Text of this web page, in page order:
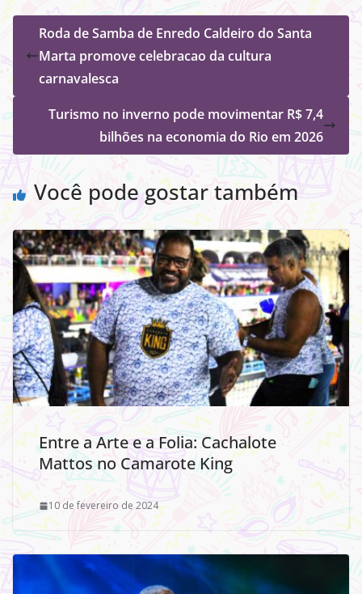
Roda de Samba de Enredo Caldeiro do Santa
Marta promove celebracao da cultura
carnavalesca
Turismo no inverno pode movimentar R$ 7,4
bilhões na economia do Rio em 2026
Você pode gostar também
Entre a Arte e a Folia: Cachalote
Mattos no Camarote King
10 de fevereiro de 2024